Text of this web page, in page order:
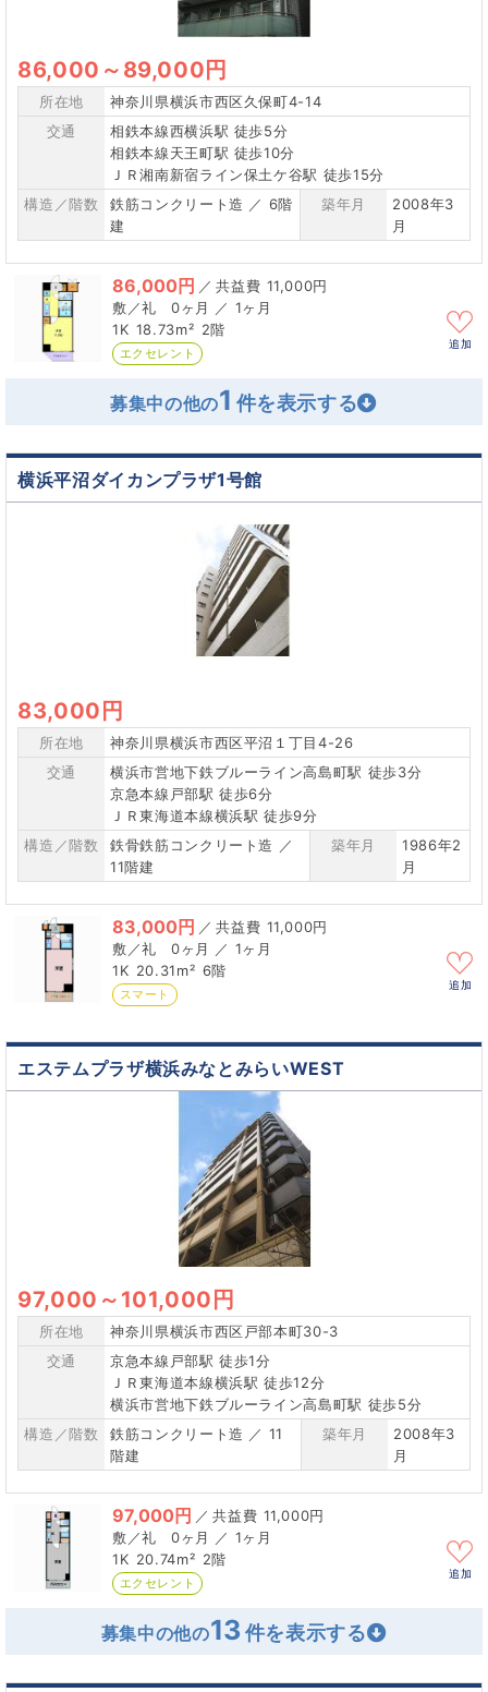
86,000 ～ 89,000円
所在地
神奈川県横浜市西区久保町4-14
交通
相鉄本線西横浜駅 徒歩5分
相鉄本線天王町駅 徒歩10分
ＪＲ湘南新宿ライン保土ケ谷駅 徒歩15分
構造／階数
鉄筋コンクリート造 ／ 6階
建
築年月
2008年3
月
86,000円 ／
11,000円
0ヶ月 ／ 1ヶ月
1K 18.73m² 2階
エクセレント
追加
募集中の他の1
横浜平沼ダイカンプラザ1号館
83,000円
所在地
神奈川県横浜市西区平沼１丁目4-26
交通
横浜市営地下鉄ブルーライン高島町駅 徒歩3分
京急本線戸部駅 徒歩6分
ＪＲ東海道本線横浜駅 徒歩9分
構造／階数
鉄骨鉄筋コンクリート造 ／
11階建
築年月
1986年2
月
83,000円 ／
11,000円
0ヶ月 ／ 1ヶ月
1K 20.31m² 6階
スマート
追加
エステムプラザ横浜みなとみらいWEST
97,000 ～ 101,000円
所在地
神奈川県横浜市西区戸部本町30-3
交通
京急本線戸部駅 徒歩1分
ＪＲ東海道本線横浜駅 徒歩12分
横浜市営地下鉄ブルーライン高島町駅 徒歩5分
構造／階数
鉄筋コンクリート造 ／ 11
階建
築年月
2008年3
月
97,000円 ／
11,000円
0ヶ月 ／ 1ヶ月
1K 20.74m² 2階
エクセレント
追加
募集中の他の13